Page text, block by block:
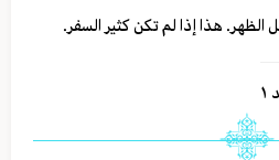
الظهر. هذا إذا لم تكن كثير السفر.